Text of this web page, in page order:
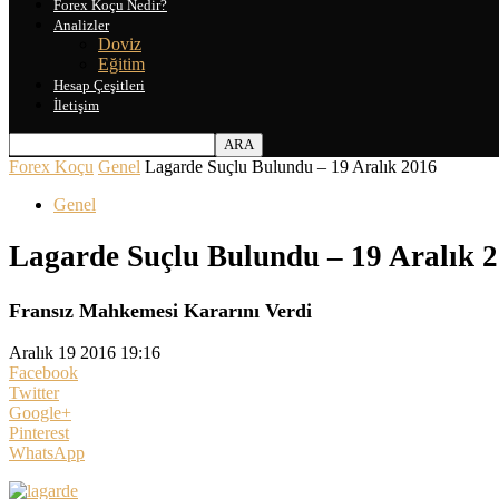
Forex Koçu Nedir?
Analizler
Doviz
Eğitim
Hesap Çeşitleri
İletişim
Forex Koçu Genel Lagarde Suçlu Bulundu – 19 Aralık 2016
Genel
Lagarde Suçlu Bulundu – 19 Aralık
Fransız Mahkemesi Kararını Verdi
Aralık 19 2016 19:16
Facebook
Twitter
Google+
Pinterest
WhatsApp